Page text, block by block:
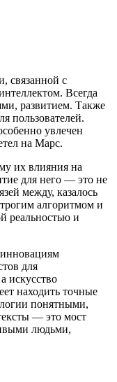
связанной с
Всегда
развитием. Также
пользователей.
увлечен
на Марс.
их влияния на
для него — это не
между, казалось
алгоритмом и
реальностью и
для
искусство
находить точные
понятными,
— это мост
людьми,